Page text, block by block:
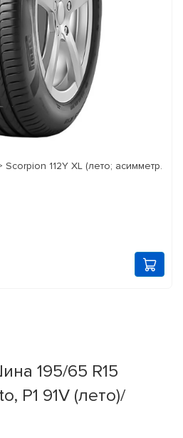
112Y XL (лето; асимметр.
195/65 R15
P1 91V (лето)/